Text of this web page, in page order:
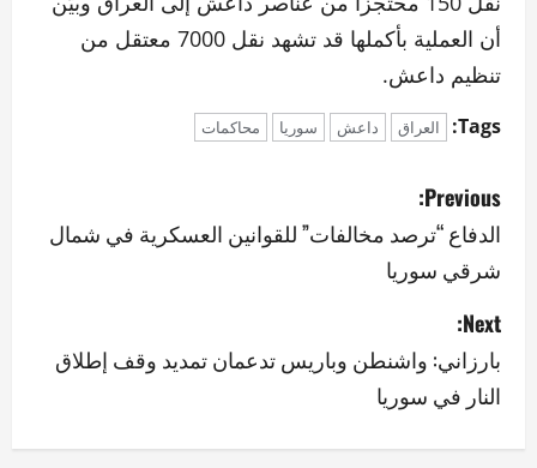
أن العملية بأكملها قد تشهد نقل 7000 معتقل من
تنظيم داعش.
Tags: العراق داعش سوريا محاكمات
P
o
s
t
n
a
Previous:
الدفاع “ترصد مخالفات” للقوانين العسكرية في شمال
شرقي سوريا
Next:
بارزاني: واشنطن وباريس تدعمان تمديد وقف إطلاق
النار في سوريا